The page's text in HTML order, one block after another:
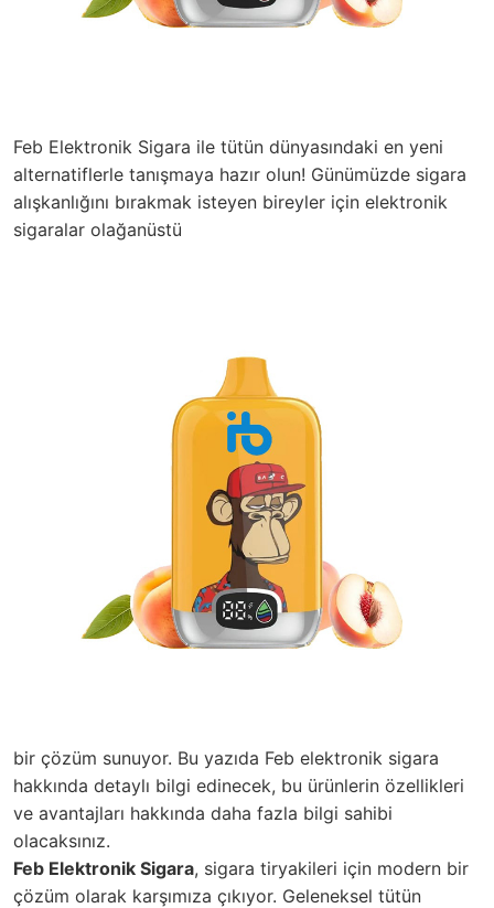
Feb Elektronik Sigara ile tütün dünyasındaki en yeni
alternatiflerle tanışmaya hazır olun! Günümüzde sigara
alışkanlığını bırakmak isteyen bireyler için elektronik
sigaralar olağanüstü
bir çözüm sunuyor. Bu yazıda Feb elektronik sigara
hakkında detaylı bilgi edinecek, bu ürünlerin özellikleri
ve avantajları hakkında daha fazla bilgi sahibi
olacaksınız.
Feb Elektronik Sigara, sigara tiryakileri için modern bir
çözüm olarak karşımıza çıkıyor. Geleneksel tütün